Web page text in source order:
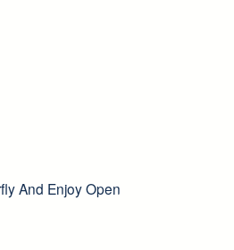
And Enjoy Open